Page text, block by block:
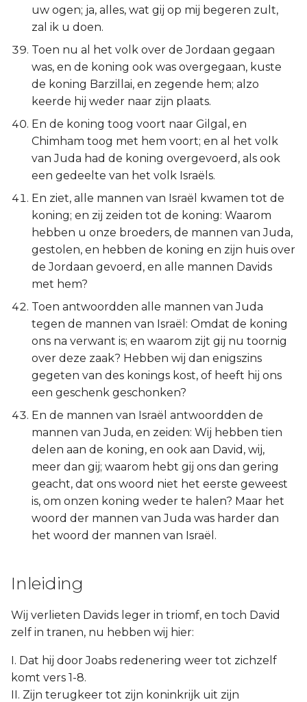
uw ogen; ja, alles, wat gij op mij begeren zult,
zal ik u doen.
Toen nu al het volk over de Jordaan gegaan
was, en de koning ook was overgegaan, kuste
de koning Barzillai, en zegende hem; alzo
keerde hij weder naar zijn plaats.
En de koning toog voort naar Gilgal, en
Chimham toog met hem voort; en al het volk
van Juda had de koning overgevoerd, als ook
een gedeelte van het volk Israëls.
En ziet, alle mannen van Israël kwamen tot de
koning; en zij zeiden tot de koning: Waarom
hebben u onze broeders, de mannen van Juda,
gestolen, en hebben de koning en zijn huis over
de Jordaan gevoerd, en alle mannen Davids
met hem?
Toen antwoordden alle mannen van Juda
tegen de mannen van Israël: Omdat de koning
ons na verwant is; en waarom zijt gij nu toornig
over deze zaak? Hebben wij dan enigszins
gegeten van des konings kost, of heeft hij ons
een geschenk geschonken?
En de mannen van Israël antwoordden de
mannen van Juda, en zeiden: Wij hebben tien
delen aan de koning, en ook aan David, wij,
meer dan gij; waarom hebt gij ons dan gering
geacht, dat ons woord niet het eerste geweest
is, om onzen koning weder te halen? Maar het
woord der mannen van Juda was harder dan
het woord der mannen van Israël.
Inleiding
Wij verlieten Davids leger in triomf, en toch David
zelf in tranen, nu hebben wij hier:
I. Dat hij door Joabs redenering weer tot zichzelf
komt vers 1-8.
II. Zijn terugkeer tot zijn koninkrijk uit zijn